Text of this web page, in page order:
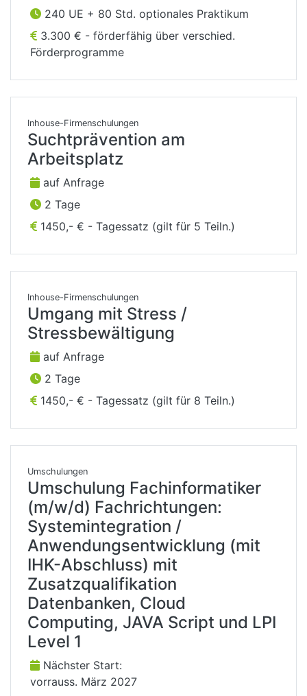
240 UE + 80 Std. optionales Praktikum
3.300 € - förderfähig über verschied.
Förderprogramme
Inhouse-Firmenschulungen
Suchtprävention am
Arbeitsplatz
auf Anfrage
2 Tage
1450,- € - Tagessatz (gilt für 5 Teiln.)
Inhouse-Firmenschulungen
Umgang mit Stress /
Stressbewältigung
auf Anfrage
2 Tage
1450,- € - Tagessatz (gilt für 8 Teiln.)
Umschulungen
Umschulung Fachinformatiker
(m/w/d) Fachrichtungen:
Systemintegration /
Anwendungsentwicklung (mit
IHK-Abschluss) mit
Zusatzqualifikation
Datenbanken, Cloud
Computing, JAVA Script und LPI
Level 1
Nächster Start:
vorrauss. März 2027